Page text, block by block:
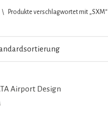
\ Produkte verschlagwortet mit „SXM“